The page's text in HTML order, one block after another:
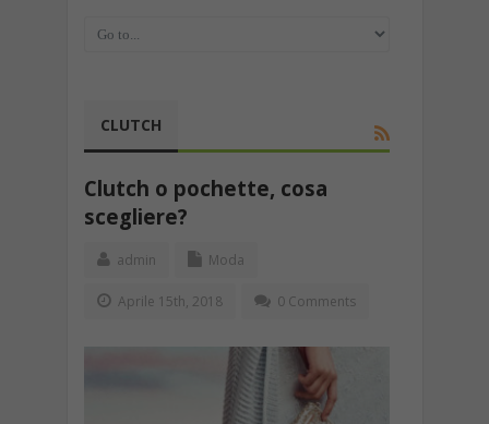
CLUTCH
Clutch o pochette, cosa
scegliere?
admin Moda
Aprile 15th, 2018 0 Comments